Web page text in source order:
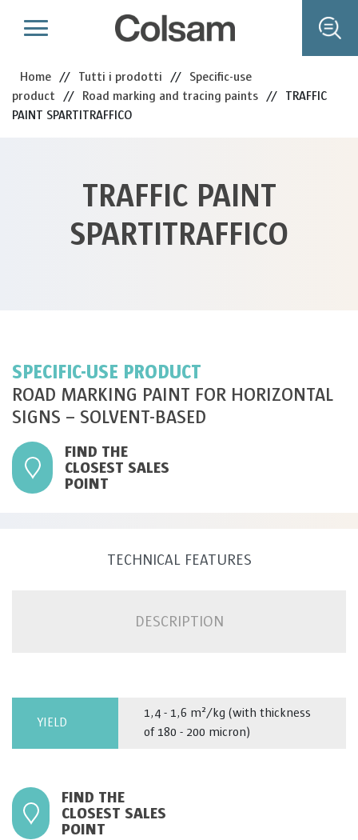
Home // Tutti i prodotti // Specific-use
product // Road marking and tracing paints // TRAFFIC
PAINT SPARTITRAFFICO
TRAFFIC PAINT
SPARTITRAFFICO
SPECIFIC-USE PRODUCT
ROAD MARKING PAINT FOR HORIZONTAL
SIGNS – SOLVENT-BASED
FIND THE
CLOSEST SALES
POINT
TECHNICAL FEATURES
DESCRIPTION
YIELD
1,4 - 1,6 m²/kg (with thickness
of 180 - 200 micron)
FIND THE
CLOSEST SALES
POINT